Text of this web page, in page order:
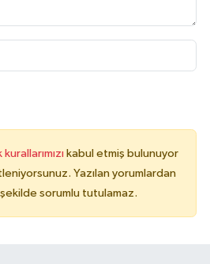
kabul etmiş bulunuyor
Yazılan yorumlardan
sorumlu tutulamaz.